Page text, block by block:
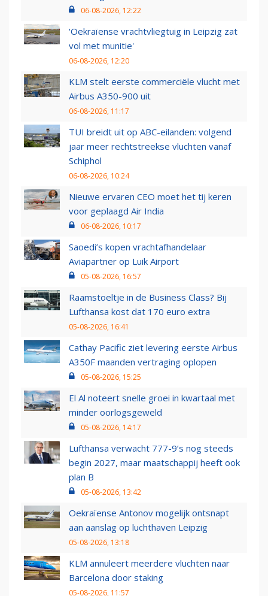
06-08-2026, 12:22
'Oekraïense vrachtvliegtuig in Leipzig zat
vol met munitie'
06-08-2026, 12:20
KLM stelt eerste commerciële vlucht met
Airbus A350-900 uit
06-08-2026, 11:17
TUI breidt uit op ABC-eilanden: volgend
jaar meer rechtstreekse vluchten vanaf
Schiphol
06-08-2026, 10:24
Nieuwe ervaren CEO moet het tij keren
voor geplaagd Air India
06-08-2026, 10:17
Saoedi’s kopen vrachtafhandelaar
Aviapartner op Luik Airport
05-08-2026, 16:57
Raamstoeltje in de Business Class? Bij
Lufthansa kost dat 170 euro extra
05-08-2026, 16:41
Cathay Pacific ziet levering eerste Airbus
A350F maanden vertraging oplopen
05-08-2026, 15:25
El Al noteert snelle groei in kwartaal met
minder oorlogsgeweld
05-08-2026, 14:17
Lufthansa verwacht 777-9’s nog steeds
begin 2027, maar maatschappij heeft ook
plan B
05-08-2026, 13:42
Oekraïense Antonov mogelijk ontsnapt
aan aanslag op luchthaven Leipzig
05-08-2026, 13:18
KLM annuleert meerdere vluchten naar
Barcelona door staking
05-08-2026, 11:57